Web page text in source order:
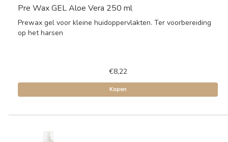
Pre Wax GEL Aloe Vera 250 ml
Prewax gel voor kleine huidoppervlakten. Ter voorbereiding
op het harsen
€8,22
Kopen